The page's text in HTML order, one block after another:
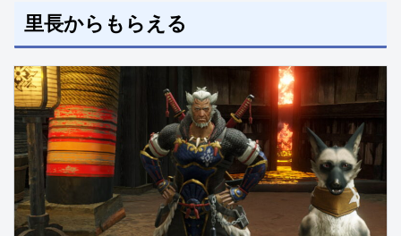
里長からもらえる